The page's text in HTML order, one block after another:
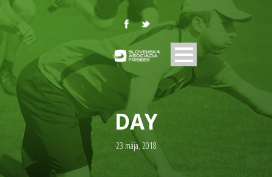
DAY
23 mája, 2018